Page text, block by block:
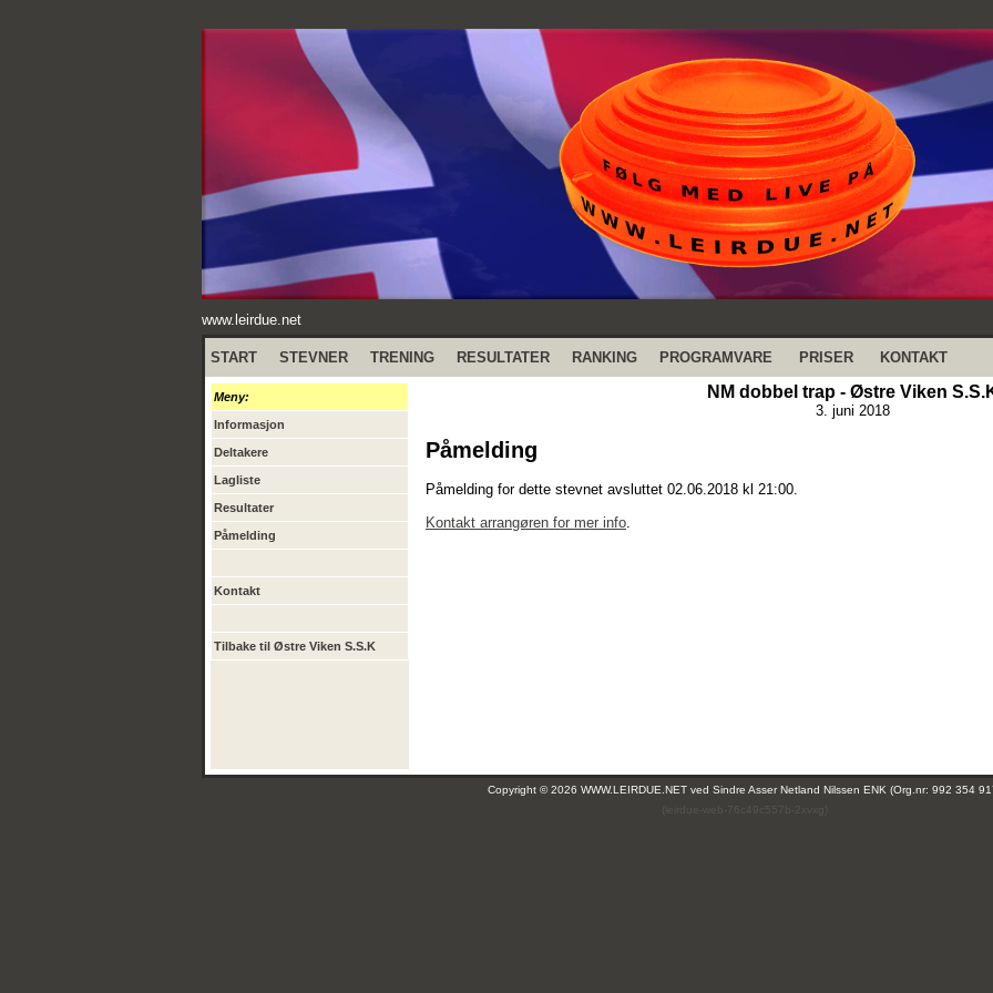
www.leirdue.net
START STEVNER TRENING RESULTATER RANKING PROGRAMVARE PRISER KONTAKT
Meny:
Informasjon
Deltakere
Lagliste
Resultater
Påmelding
Kontakt
Tilbake til Østre Viken S.S.K
NM dobbel trap - Østre Viken
3. juni 2018
Påmelding
Påmelding for dette stevnet avsluttet 02.06.2018 kl 21:00.
Kontakt arrangøren for mer info.
Copyright © 2026 WWW.LEIRDUE.NET ved Sindre Asser Netland Nilssen ENK (Org.nr: 992 354
(leirdue-web-76c49c557b-2xvxg)